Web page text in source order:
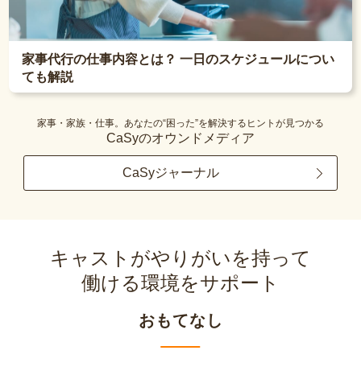
家事代行の仕事内容とは？ 一日のスケジュールについ
ても解説
家事・家族・仕事。あなたの“困った”を解決するヒントが見つかる
CaSyのオウンドメディア
CaSyジャーナル
キャストがやりがいを持って
働ける環境をサポート
おもてなし